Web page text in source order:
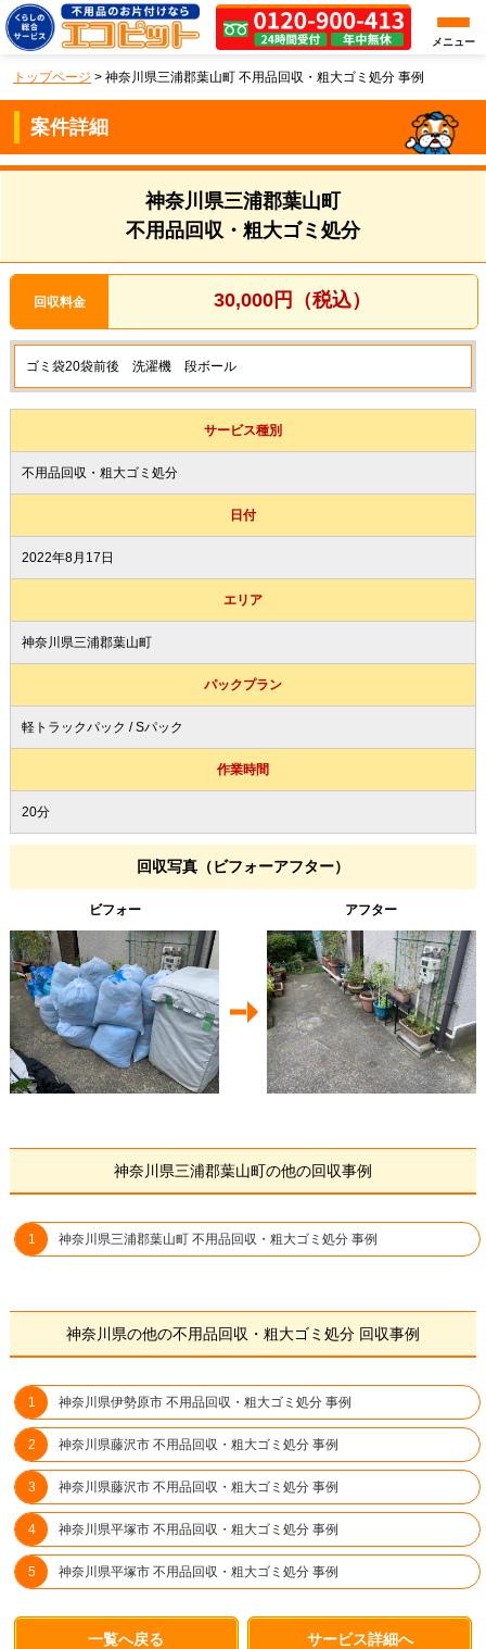
メニュー
トップページ > 神奈川県三浦郡葉山町 不用品回収・粗大ゴミ処分 事例
案件詳細
神奈川県三浦郡葉山町
不用品回収・粗大ゴミ処分
回収料金 30,000円（税込）
ゴミ袋20袋前後 洗濯機 段ボール
サービス種別
不用品回収・粗大ゴミ処分
日付
2022年8月17日
エリア
神奈川県三浦郡葉山町
パックプラン
軽トラックパック / Sパック
作業時間
20分
回収写真（ビフォーアフター）
ビフォー アフター
神奈川県三浦郡葉山町の他の回収事例
神奈川県三浦郡葉山町 不用品回収・粗大ゴミ処分 事例
神奈川県の他の不用品回収・粗大ゴミ処分 回収事例
神奈川県伊勢原市 不用品回収・粗大ゴミ処分 事例
神奈川県藤沢市 不用品回収・粗大ゴミ処分 事例
神奈川県藤沢市 不用品回収・粗大ゴミ処分 事例
神奈川県平塚市 不用品回収・粗大ゴミ処分 事例
神奈川県平塚市 不用品回収・粗大ゴミ処分 事例
一覧へ戻る サービス詳細へ